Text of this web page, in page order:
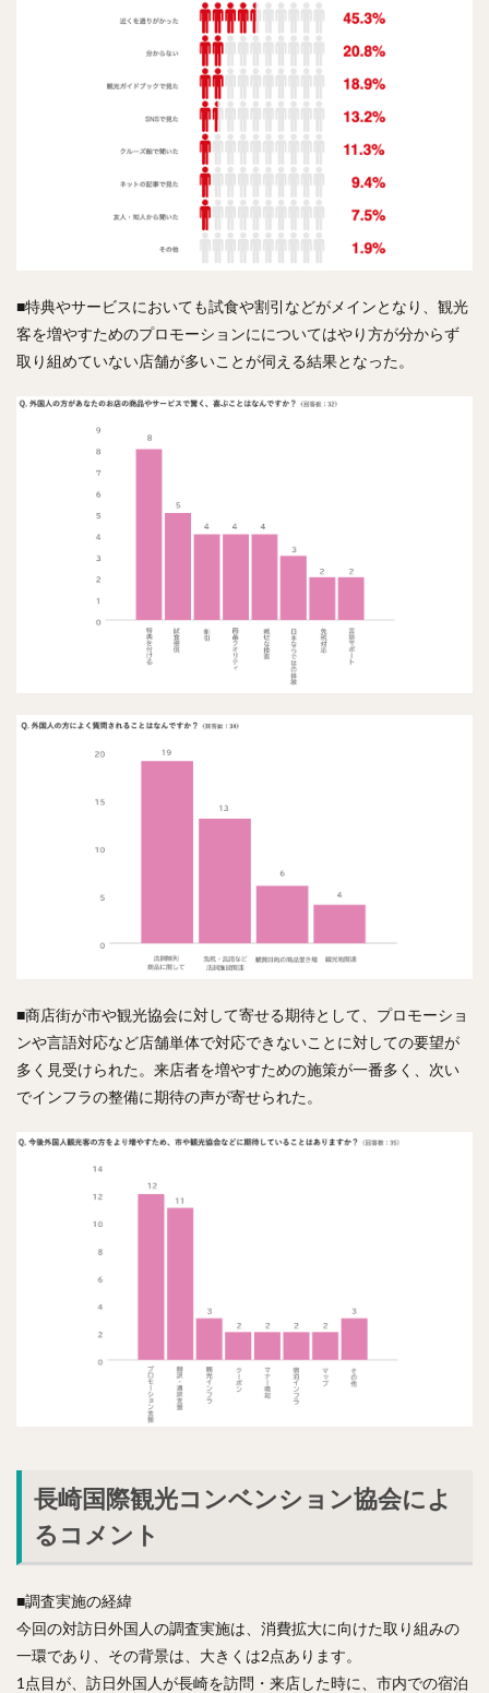
■特典やサービスにおいても試食や割引などがメインとなり、観光
客を増やすためのプロモーションにについてはやり方が分からず
取り組めていない店舗が多いことが伺える結果となった。
■商店街が市や観光協会に対して寄せる期待として、プロモーショ
ンや言語対応など店舗単体で対応できないことに対しての要望が
多く見受けられた。来店者を増やすための施策が一番多く、次い
でインフラの整備に期待の声が寄せられた。
長崎国際観光コンベンション協会によ
るコメント
■調査実施の経緯
今回の対訪日外国人の調査実施は、消費拡大に向けた取り組みの
一環であり、その背景は、大きくは2点あります。
1点目が、訪日外国人が長崎を訪問・来店した時に、市内での宿泊